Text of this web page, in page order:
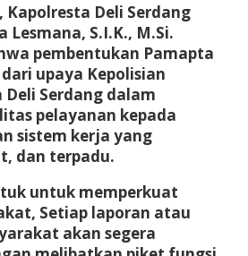
Deli Serdang
Lesmana, S.I.K., M.Si.
pembentukan Pamapta
upaya Kepolisian
Serdang dalam
pelayanan kepada
sistem kerja yang
dan terpadu.
untuk memperkuat
Setiap laporan atau
akan segera